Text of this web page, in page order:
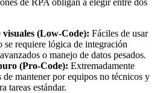
de RPA obligan a elegir entre dos
visuales (Low-Code): Fáciles de usar
se requiere lógica de integración
o manejo de datos pesados.
(Pro-Code): Extremadamente
mantener por equipos no técnicos y
tareas estándar.